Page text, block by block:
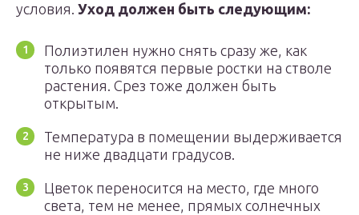
условия. Уход должен быть следующим:
Полиэтилен нужно снять сразу же, как
только появятся первые ростки на стволе
растения. Срез тоже должен быть
открытым.
Температура в помещении выдерживается
не ниже двадцати градусов.
Цветок переносится на место, где много
света, тем не менее, прямых солнечных